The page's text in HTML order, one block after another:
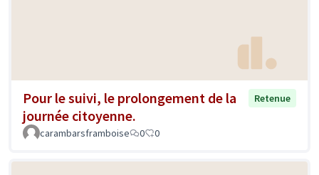
Pour le suivi, le prolongement de la
journée citoyenne.
Retenue
carambarsframboise 0 0